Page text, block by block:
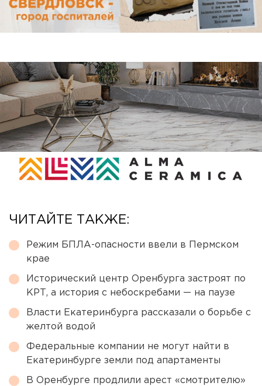
ЧИТАЙТЕ ТАКЖЕ:
Режим БПЛА-опасности ввели в Пермском
крае
Исторический центр Оренбурга застроят по
КРТ, а история с небоскребами — на паузе
Власти Екатеринбурга рассказали о борьбе с
желтой водой
Федеральные компании не могут найти в
Екатеринбурге земли под апартаменты
В Оренбурге продлили арест «смотрителю»